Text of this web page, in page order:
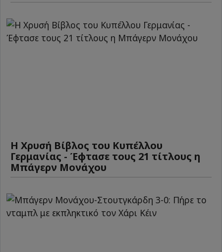
Η Χρυσή Βίβλος του Κυπέλλου
Γερμανίας - Έφτασε τους 21 τίτλους η
Μπάγερν Μονάχου